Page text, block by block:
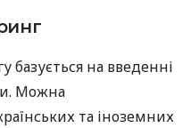
базується на введенні
Можна
та іноземних